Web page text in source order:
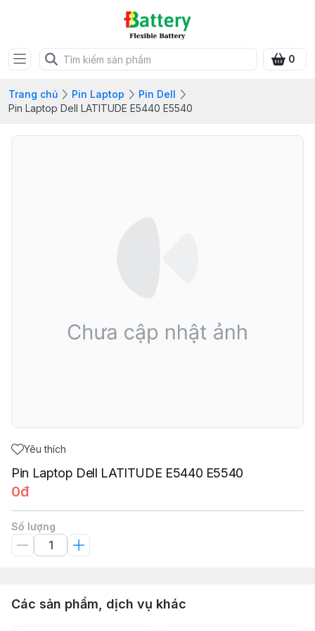
0
Trang chủ Pin Laptop
Pin Dell
Pin Laptop Dell LATITUDE E5440 E5540
Yêu thích
Pin Laptop Dell LATITUDE E5440 E5540
0đ
Số lượng
Các sản phẩm, dịch vụ khác